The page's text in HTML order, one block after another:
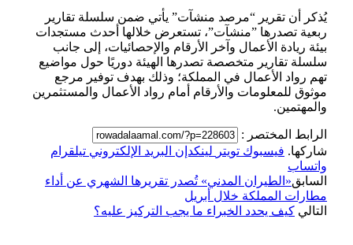
يُذكر أن تقرير “مرصد منشآت” يأتي ضمن سلسلة تقارير
ربعية تصدرها ‏‏”منشآت”، تستعرض خلالها أحدث مستجدات
بيئة ريادة الأعمال وآخر الأرقام ‏والإحصائيات، إلى جانب
سلسلة تقارير متخصصة تصدرها الهيئة دوريًا حول ‏مواضيع
تهم رواد الأعمال في المملكة؛ وذلك بهدف توفير مرجع
موثوق ‏للمعلومات والأرقام أمام رواد الأعمال والمستثمرين
والمهتمين.‏
الرابط المختصر :
شاركها. فيسبوك تويتر لينكدإن البريد الإلكتروني تيلقرام
واتساب
السابق«الطيران المدني» تُصدر تقريرها الشهري عن أداء
مطارات المملكة خلال أبريل
التالي كيف يحدد الخبراء ما يجب التركيز عليه؟